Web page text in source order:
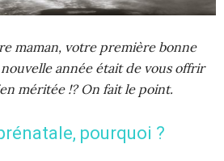
maman, votre première bonne
année était de vous offrir
méritée !? On fait le point.
pourquoi ?